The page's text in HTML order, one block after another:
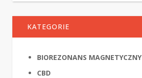
KATEGORIE
BIOREZONANS MAGNETYCZNY
CBD